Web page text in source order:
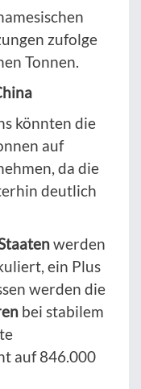
zufolge
Tonnen.
könnten die
auf
da die
deutlich
werden
ein Plus
werden die
bei stabilem
auf 846.000